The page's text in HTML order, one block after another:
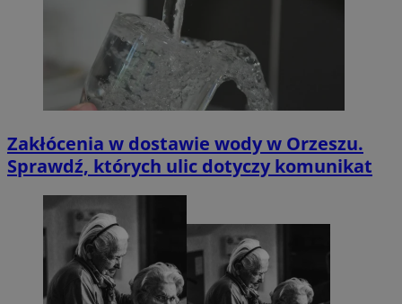
Zakłócenia w dostawie wody w Orzeszu.
Sprawdź, których ulic dotyczy komunikat